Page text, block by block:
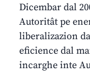
Dicembar dal
Autoritât pe
liberalizazion
eficience dal
incarghe inte